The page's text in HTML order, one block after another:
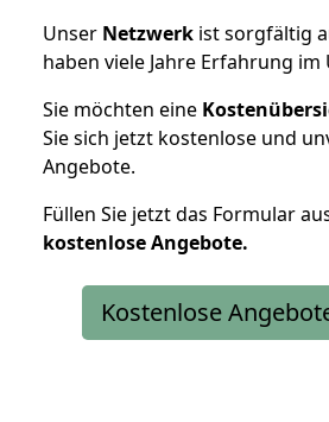
Unser Netzwerk ist sorgfältig
haben viele Jahre Erfahrung
Sie möchten eine
Sie sich jetzt kostenlose und
Angebote.
Füllen Sie jetzt das Formular
kostenloseAngebote.
Kostenlose